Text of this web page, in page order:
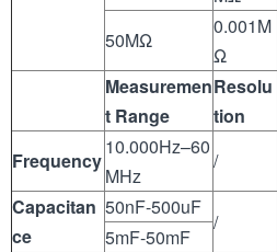
50MΩ
0.001M
Ω
Measuremen
t Range
Resolu
tion
Frequency
10.000Hz–60
MHz
/
Capacitan
ce
50nF-500uF
/
5mF-50mF